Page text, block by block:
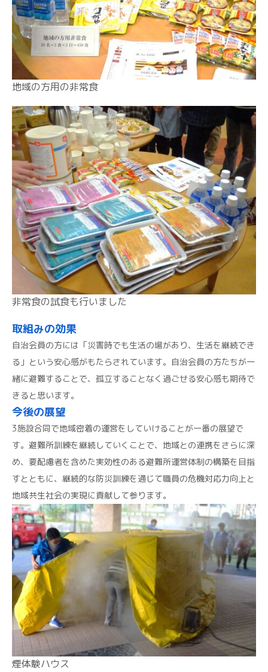
地域の方用の非常食
非常食の試食も行いました
取組みの効果
自治会員の方には「災害時でも生活の場があり、生活を継続でき
る」という安心感がもたらされています。自治会員の方たちが一
緒に避難することで、孤立することなく過ごせる安心感も期待で
きると思います。
今後の展望
3施設合同で地域密着の運営をしていけることが一番の展望で
す。避難所訓練を継続していくことで、地域との連携をさらに深
め、要配慮者を含めた実効性のある避難所運営体制の構築を目指
すとともに、継続的な防災訓練を通じて職員の危機対応力向上と
地域共生社会の実現に貢献して参ります。
煙体験ハウス